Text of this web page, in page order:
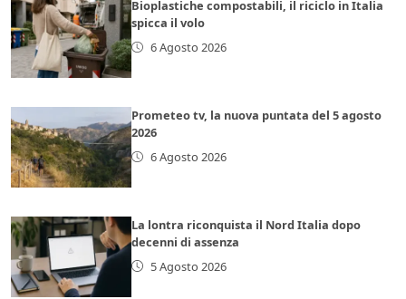
Bioplastiche compostabili, il riciclo in Italia
spicca il volo
6 Agosto 2026
Prometeo tv, la nuova puntata del 5 agosto
2026
6 Agosto 2026
La lontra riconquista il Nord Italia dopo
decenni di assenza
5 Agosto 2026